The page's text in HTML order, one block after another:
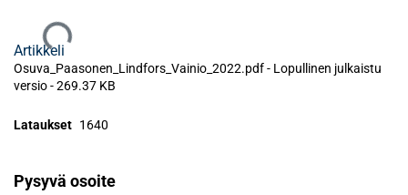
Ladataan...
Artikkeli
Osuva_Paasonen_Lindfors_Vainio_2022.pdf - Lopullinen julkaistu
versio-269.37 KB
Lataukset 1640
Pysyvä osoite